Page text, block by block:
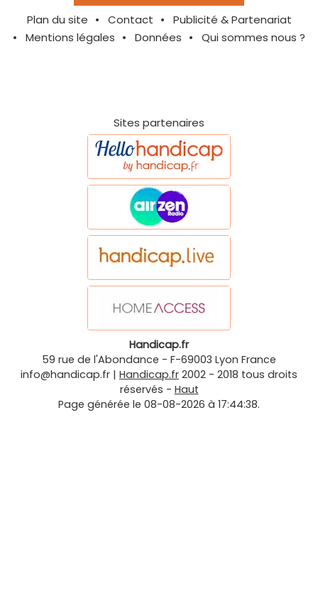
Plan du site Contact
Publicité & Partenariat
Mentions légales
Données Qui sommes nous ?
Sites partenaires
Handicap.fr
59 rue de l'Abondance - F-69003 Lyon France
info@handicap.fr | Handicap.fr 2002 - 2018 tous droits
réservés - Haut
Page générée le 08-08-2026 à 17:44:38.